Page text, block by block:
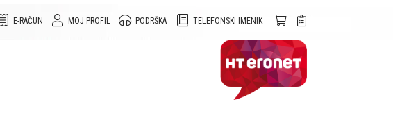
TELEFONSKI IMENIK
PODRŠKA
MOJ PROFIL
E-RAČUN